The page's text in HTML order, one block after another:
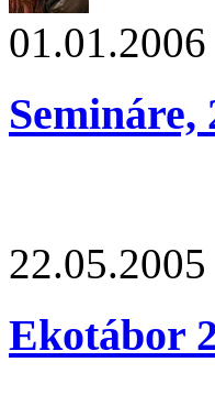
01.01.2006
Semináre,
22.05.2005
Ekotábor